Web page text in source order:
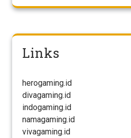
Links
herogaming.id
divagaming.id
indogaming.id
namagaming.id
vivagaming.id